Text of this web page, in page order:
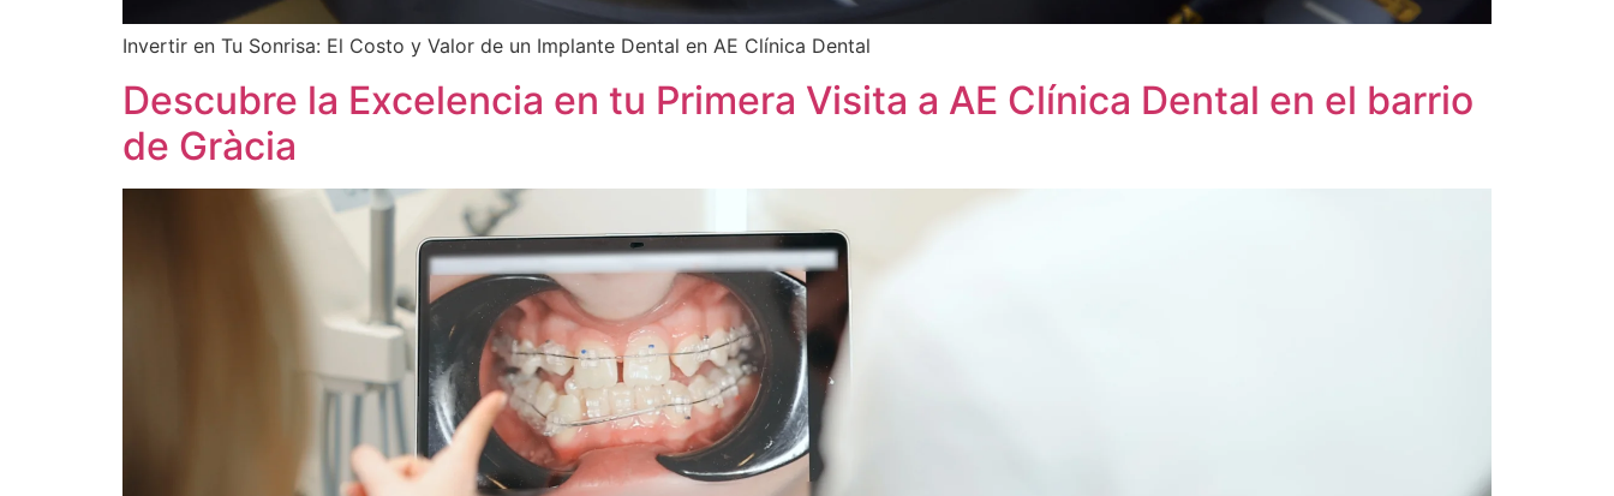
Invertir en Tu Sonrisa: El Costo y Valor de un Implante Dental en AE Clínica Dental
Descubre la Excelencia en tu Primera Visita a AE Clínica Dental en el barrio
de Gràcia